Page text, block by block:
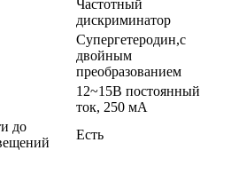
Частотный
дискриминатор
Супергетеродин,с
двойным
преобразованием
12~15B постоянный
ток, 250 мА
до
Есть